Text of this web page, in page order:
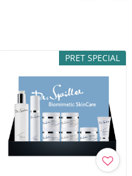
PRET SPECIAL